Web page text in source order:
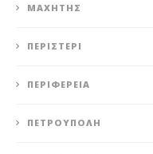
ΜΑΧΗΤΗΣ
ΠΕΡΙΣΤΈΡΙ
ΠΕΡΙΦΈΡΕΙΑ
ΠΕΤΡΟΎΠΟΛΗ